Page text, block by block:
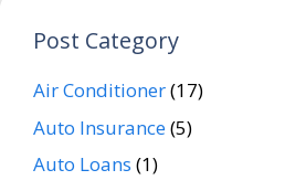
Post Category
Air Conditioner(17)
Auto Insurance(5)
Auto Loans (1)